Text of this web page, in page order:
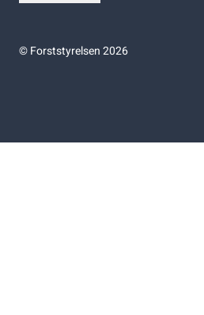
©Forststyrelsen 2026